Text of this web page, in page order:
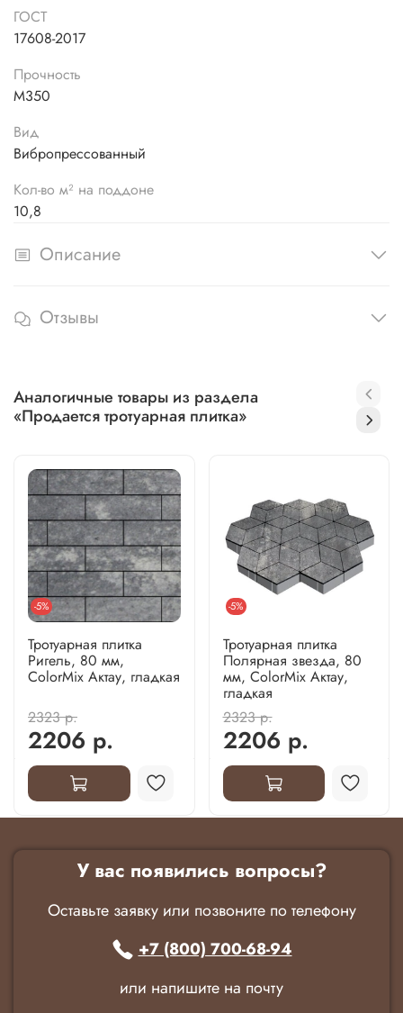
ГОСТ
17608-2017
Прочность
М350
Вид
Вибропрессованный
Кол-во м² на поддоне
10,8
Описание
Отзывы
Аналогичные товары из раздела
«Продается тротуарная плитка»
-5%
Тротуарная плитка
Ригель, 80 мм,
ColorMix Актау, гладкая
2323 р.
2206 р.
-5%
Тротуарная плитка
Полярная звезда, 80
мм, ColorMix Актау,
гладкая
2323 р.
2206 р.
У вас появились вопросы?
Оставьте заявку или позвоните по телефону
+7 (800) 700-68-94
или напишите на почту